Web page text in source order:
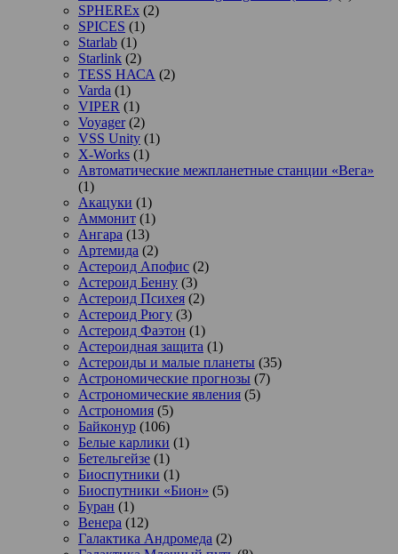
SPHEREx (2)
SPICES (1)
Starlab (1)
Starlink (2)
TESS НАСА (2)
Varda (1)
VIPER (1)
Voyager(2)
VSS Unity (1)
X-Works (1)
Автоматические межпланетные станции «Вега»
(1)
Акацуки (1)
Аммонит (1)
Ангара (13)
Артемида (2)
Астероид Апофис (2)
Астероид Бенну (3)
Астероид Психея (2)
Астероид Рюгу (3)
Астероид Фаэтон (1)
Астероидная защита (1)
Астероиды и малые планеты (35)
Астрономические прогнозы (7)
Астрономические явления (5)
Астрономия (5)
Байконур (106)
Белые карлики (1)
Бетельгейзе (1)
Биоспутники (1)
Биоспутники «Бион» (5)
Буран (1)
Венера (12)
Галактика Андромеда (2)